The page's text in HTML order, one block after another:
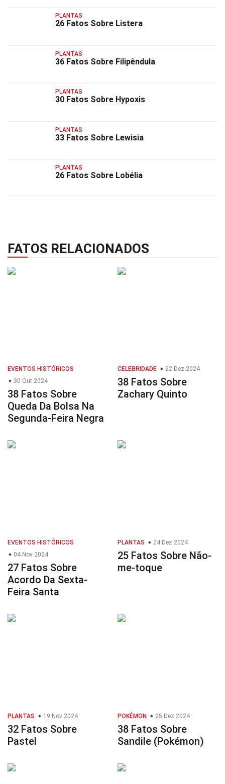
PLANTAS
26 Fatos Sobre Listera
PLANTAS
36 Fatos Sobre Filipêndula
PLANTAS
30 Fatos Sobre Hypoxis
PLANTAS
33 Fatos Sobre Lewisia
PLANTAS
26 Fatos Sobre Lobélia
FATOS RELACIONADOS
EVENTOS HISTÓRICOS
30 Out 2024
38 Fatos Sobre
Queda Da Bolsa Na
Segunda-Feira Negra
CELEBRIDADE 22 Dez 2024
38 Fatos Sobre
Zachary Quinto
EVENTOS HISTÓRICOS
04 Nov 2024
27 Fatos Sobre
Acordo Da Sexta-
Feira Santa
PLANTAS 24 Dez 2024
25 Fatos Sobre Não-
me-toque
PLANTAS 19 Nov 2024
32 Fatos Sobre
Pastel
POKÉMON 25 Dez 2024
38 Fatos Sobre
Sandile (Pokémon)